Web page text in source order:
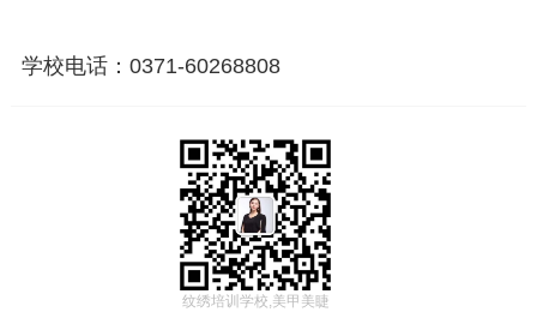
学校电话：0371-60268808
纹绣培训学校,美甲美睫